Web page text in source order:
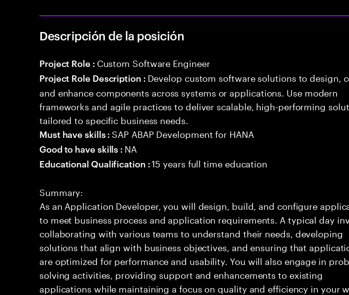
Descripción de la posición
Project Role : Custom Software Engineer
Project Role Description : Develop custom software solutions to design,
and enhance components across systems or applications. Use modern
frameworks and agile practices to deliver scalable, high-performing
tailored to specific business needs.
Must have skills : SAP ABAP Development for HANA
Good to have skills : NA
Educational Qualification :15 years full time education
Summary:
As an Application Developer, you will design, build, and configure
to meet business process and application requirements. A typical day
collaborating with various teams to understand their needs, developing
solutions that align with business objectives, and ensuring that
are optimized for performance and usability. You will also engage in
solving activities, providing support and enhancements to existing
applications while maintaining a focus on quality and efficiency in your